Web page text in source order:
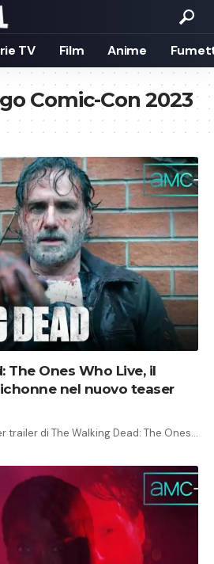
TV Film Anime
Comic-Con 2023
The Ones Who Live, il
nel nuovo teaser
di The Walking Dead: The Ones…